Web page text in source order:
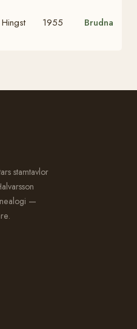
Hingst 1955 Brudna
stamtavlor
—